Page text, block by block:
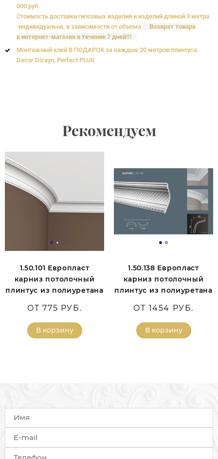
000 руб.
Стоимость доставки гипсовых изделий и изделий длиной 3 метра
-индивидуальна, в зависимости от объема.
Возврат товара
в интернет-магазин в течение 7 дней!!!
Монтажный клей В ПОДАРОК за каждые 20 метров плинтуса
Decor Dizayn, Perfect PLUS
Рекомендуем
1.50.101 Европласт
карниз потолочный
плинтус из полиуретана
ОТ 775 РУБ.
В корзину
1.50.138 Европласт
карниз потолочный
плинтус из полиуретана
ОТ 1454 РУБ.
В корзину